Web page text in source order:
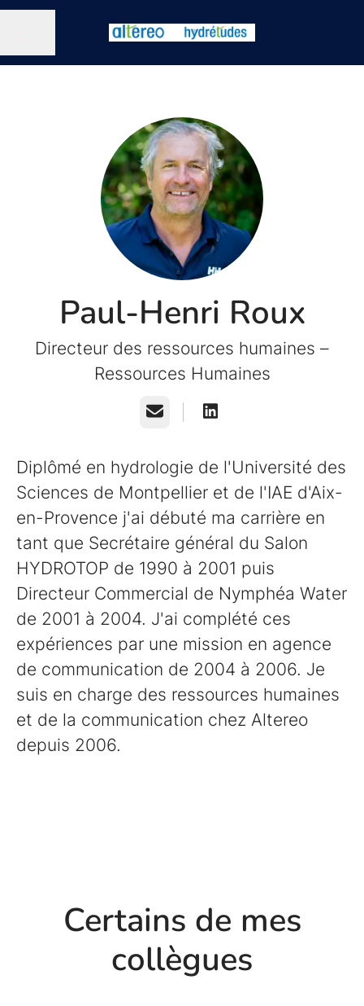
MENU CARRIÈRE
Partager la page
Paul-Henri Roux
Directeur des ressources humaines –
Ressources Humaines
E-mail
Diplômé en hydrologie de l'Université des
Sciences de Montpellier et de l'IAE d'Aix-
en-Provence j'ai débuté ma carrière en
tant que Secrétaire général du Salon
HYDROTOP de 1990 à 2001 puis
Directeur Commercial de Nymphéa Water
de 2001 à 2004. J'ai complété ces
expériences par une mission en agence
de communication de 2004 à 2006. Je
suis en charge des ressources humaines
et de la communication chez Altereo
depuis 2006.
Certains de mes
collègues